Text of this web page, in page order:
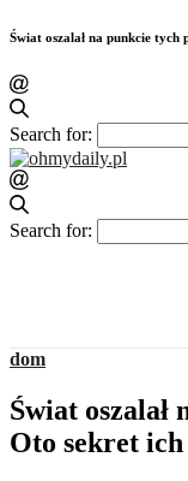
Świat oszalał na punkcie tych
Search for:
Search for:
dom
Świat oszalał
Oto sekret